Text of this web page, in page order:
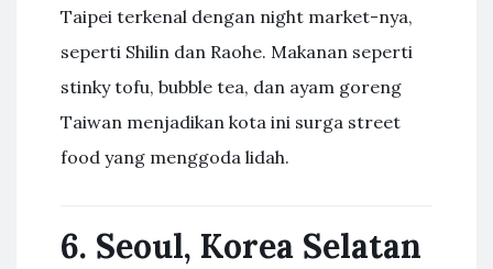
Taipei terkenal dengan night market-nya,
seperti Shilin dan Raohe. Makanan seperti
stinky tofu, bubble tea, dan ayam goreng
Taiwan menjadikan kota ini surga street
food yang menggoda lidah.
6. Seoul, Korea Selatan